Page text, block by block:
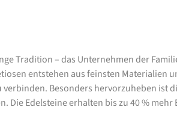
Tradition – das Unternehmen der
entstehen aus feinsten Materialien
Besonders hervorzuheben ist
Die Edelsteine erhalten bis zu 40 %